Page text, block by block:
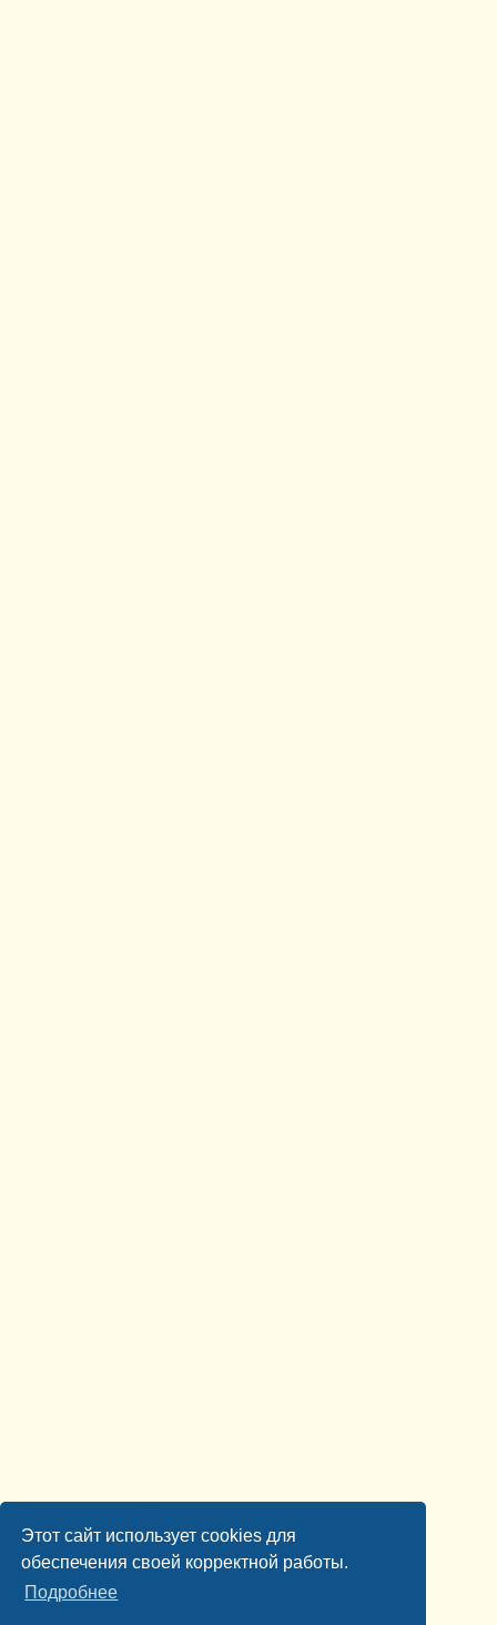
Этот сайт использует cookies для
обеспечения своей корректной работы.
Подробнее